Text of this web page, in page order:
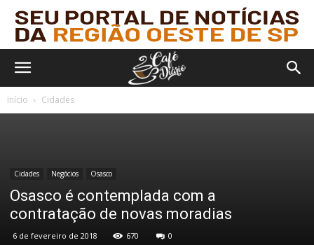
Início Cidades
Cidades Negócios Osasco
Osasco é contemplada com a
contratação de novas moradias
6 de fevereiro de 2018 670 0